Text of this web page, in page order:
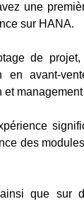
une
sur HANA.
de
en avant-
management
des
que sur